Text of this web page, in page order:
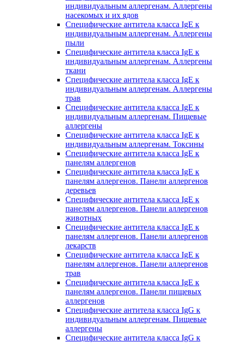
индивидуальным аллергенам. Аллергены
насекомых и их ядов
Специфические антитела класса IgE к
индивидуальным аллергенам. Аллергены
пыли
Специфические антитела класса IgE к
индивидуальным аллергенам. Аллергены
ткани
Специфические антитела класса IgE к
индивидуальным аллергенам. Аллергены
трав
Специфические антитела класса IgE к
индивидуальным аллергенам. Пищевые
аллергены
Специфические антитела класса IgE к
индивидуальным аллергенам. Токсины
Специфические антитела класса IgE к
панелям аллергенов
Специфические антитела класса IgE к
панелям аллергенов. Панели аллергенов
деревьев
Специфические антитела класса IgE к
панелям аллергенов. Панели аллергенов
животных
Специфические антитела класса IgE к
панелям аллергенов. Панели аллергенов
лекарств
Специфические антитела класса IgE к
панелям аллергенов. Панели аллергенов
трав
Специфические антитела класса IgE к
панелям аллергенов. Панели пищевых
аллергенов
Специфические антитела класса IgG к
индивидуальным аллергенам. Пищевые
аллергены
Специфические антитела класса IgG к